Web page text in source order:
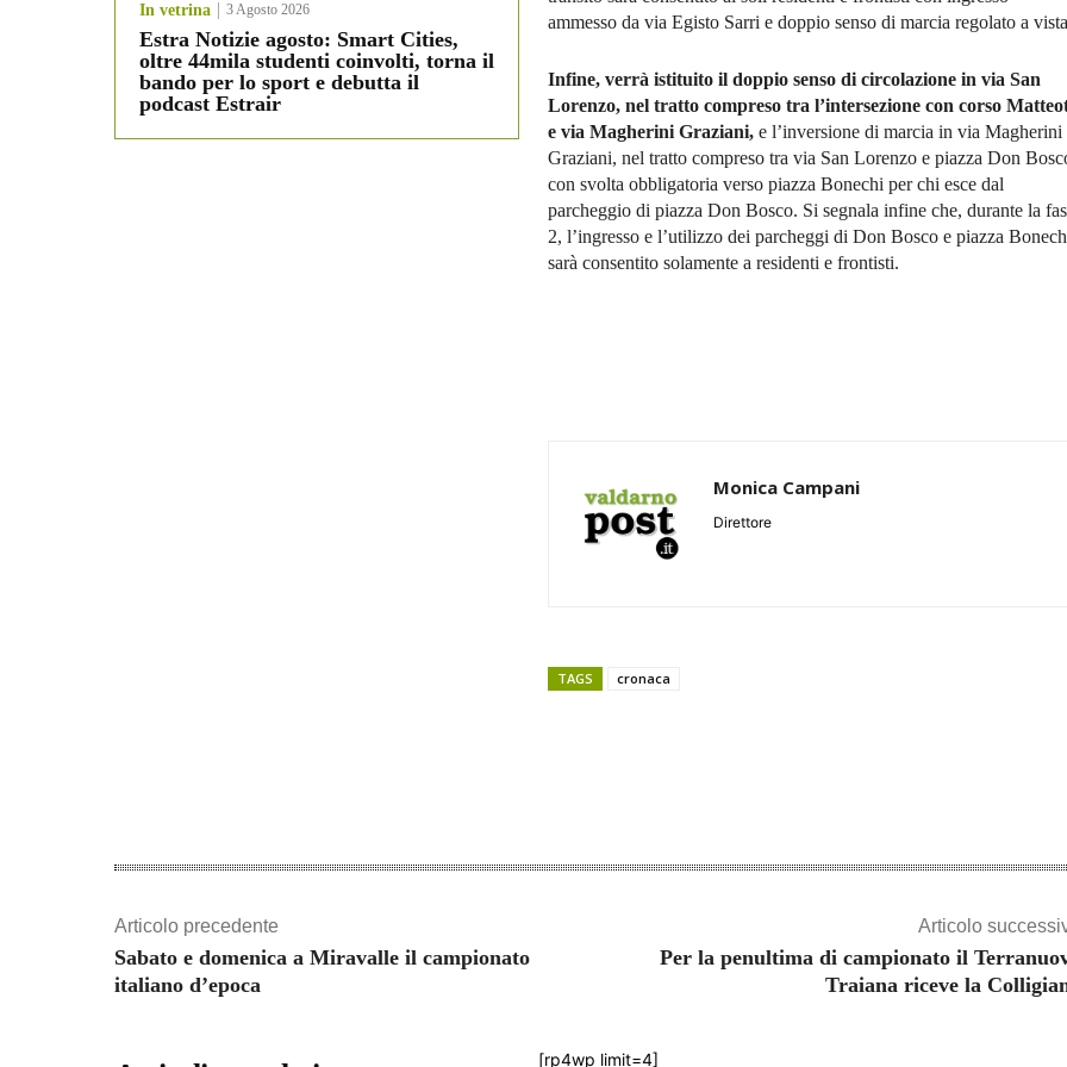
In vetrina 3 Agosto 2026
Estra Notizie agosto: Smart Cities,
oltre 44mila studenti coinvolti, torna il
bando per lo sport e debutta il
podcast Estrair
ammesso da via Egisto Sarri e doppio senso di marcia regolato a
Infine, verrà istituito il doppio senso di circolazione in via San
Lorenzo, nel tratto compreso tra l’intersezione con corso
e via Magherini Graziani, e l’inversione di marcia in via Magherini
Graziani, nel tratto compreso tra via San Lorenzo e piazza Don
con svolta obbligatoria verso piazza Bonechi per chi esce dal
parcheggio di piazza Don Bosco. Si segnala infine che, durante la
2, l’ingresso e l’utilizzo dei parcheggi di Don Bosco e piazza
sarà consentito solamente a residenti e frontisti.
Monica Campani
Direttore
TAGS cronaca
Articolo precedente
Sabato e domenica a Miravalle il campionato
italiano d’epoca
Articolo
Per la penultima di campionato il
Traiana riceve la
[rp4wp limit=4]